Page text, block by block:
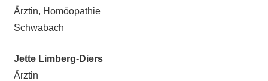
Ärztin, Homöopathie
Schwabach
Jette Limberg-Diers
Ärztin